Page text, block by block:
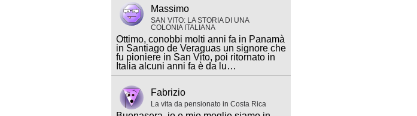
Massimo
SAN VITO: LA STORIA DI UNA
COLONIA ITALIANA
Ottimo, conobbi molti anni fa in Panamà
in Santiago de Veraguas un signore che
fu pioniere in San Vito, poi ritornato in
Italia alcuni anni fa è da lu…
Fabrizio
La vita da pensionato in Costa Rica